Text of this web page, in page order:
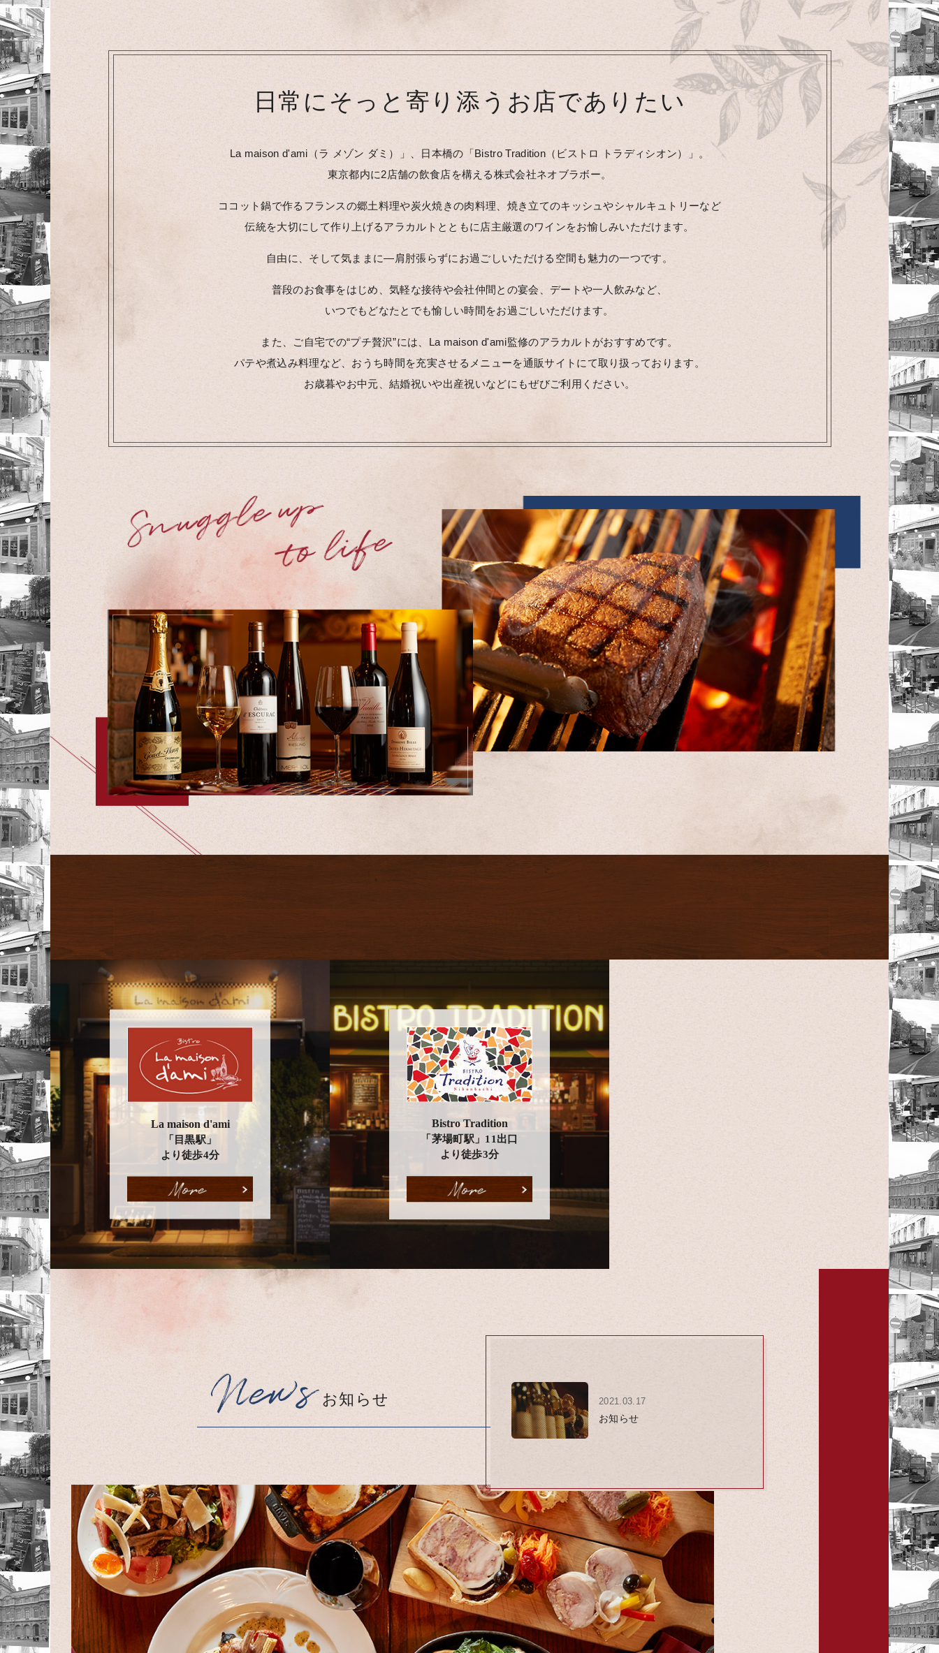
日常にそっと寄り添うお店でありたい
La maison d'ami（ラ メゾン ダミ）」、日本橋の「Bistro Tradition（ビストロ トラディシオン）」。
東京都内に2店舗の飲食店を構える株式会社ネオブラボー。
ココット鍋で作るフランスの郷土料理や炭火焼きの肉料理、焼き立てのキッシュやシャルキュトリーなど
伝統を大切にして作り上げるアラカルトとともに店主厳選のワインをお愉しみいただけます。
自由に、そして気ままに―肩肘張らずにお過ごしいただける空間も魅力の一つです。
普段のお食事をはじめ、気軽な接待や会社仲間との宴会、デートや一人飲みなど、
いつでもどなたとでも愉しい時間をお過ごしいただけます。
また、ご自宅での“プチ贅沢”には、La maison d'ami監修のアラカルトがおすすめです。
パテや煮込み料理など、おうち時間を充実させるメニューを通販サイトにて取り扱っております。
お歳暮やお中元、結婚祝いや出産祝いなどにもぜびご利用ください。
La maison d'ami
「目黒駅」
より徒歩4分
Bistro Tradition
「茅場町駅」11出口
より徒歩3分
お知らせ 2021.03.17
お知らせ